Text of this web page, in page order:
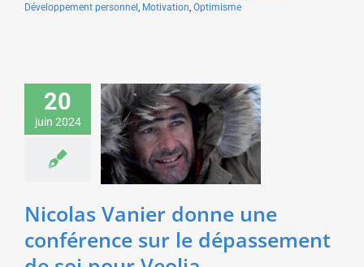
Développement personnel , Motivation, Optimisme
20
juin 2024
Nicolas Vanier donne
une conférence sur le
dépassement de soi
pour Veolia
Art & Culture Environnement
& Développement durable
Nicolas Vanier donne une
conférence sur le dépassement